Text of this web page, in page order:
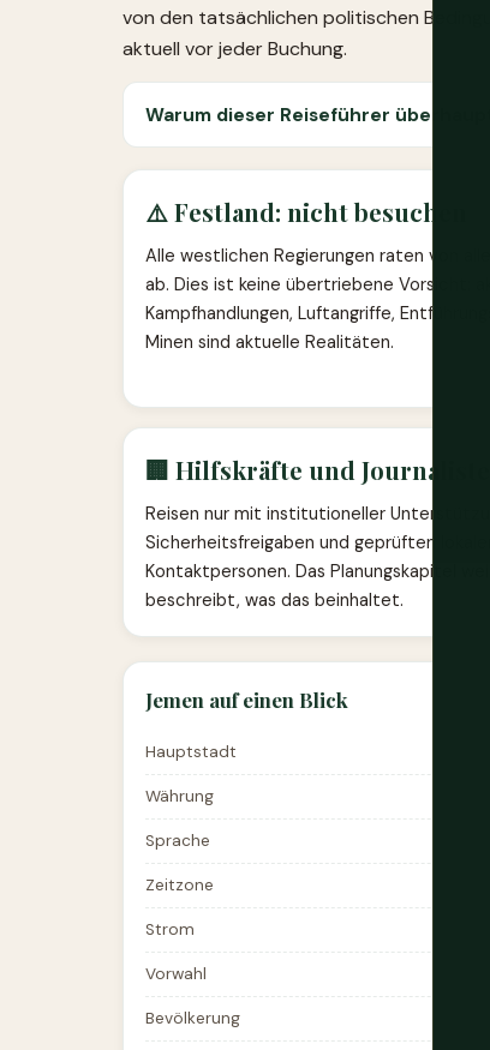
von den tatsächlichen politischen
aktuell vor jeder Buchung.
Warum dieser Reiseführer
⚠️ Festland: nicht besuchen
Alle westlichen Regierungen raten von
ab. Dies ist keine übertriebene Vorsicht:
Kampfhandlungen, Luftangriffe,
Minen sind aktuelle Realitäten.
🏢 Hilfskräfte und Journalisten
Reisen nur mit institutioneller
Sicherheitsfreigaben und geprüften lokalen
Kontaktpersonen. Das Planungskapitel
beschreibt, was das beinhaltet.
Jemen auf einen Blick
Hauptstadt
Währung
Sprache
Zeitzone
Strom
Vorwahl
Bevölkerung